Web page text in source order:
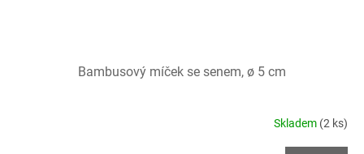
Bambusový míček se senem, ø 5 cm
Skladem (2 ks)